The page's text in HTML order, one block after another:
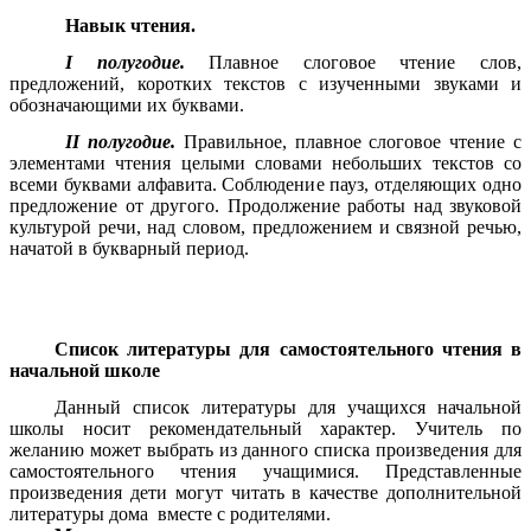
Навык чтения.
I полугодие. Плавное слоговое чтение слов,
предложений, коротких текстов с изученными звуками и
обозначающими их буквами.
II полугодие. Правильное, плавное слоговое чтение с
элементами чтения целыми словами небольших текстов со
всеми буквами алфавита. Соблюдение пауз, отделяющих одно
предложение от другого. Продолжение работы над звуковой
культурой речи, над словом, предложением и связной речью,
начатой в букварный период.
Список литературы для самостоятельного чтения в
начальной школе
Данный список литературы для учащихся начальной
школы носит рекомендательный характер. Учитель по
желанию может выбрать из данного списка произведения для
самостоятельного чтения учащимися. Представленные
произведения дети могут читать в качестве дополнительной
литературы дома вместе с родителями.